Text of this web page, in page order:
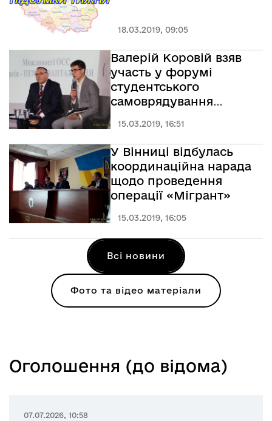
18.03.2019, 09:05
15.03.2019, 16:51
Валерій Коровій взяв
участь у форумі
студентського
самоврядування
Версія -
перезавантаження!»
15.03.2019, 16:05
У Вінниці відбулась
координаційна нарада
щодо проведення
операції «Мігрант»
Всі новини
Фото та відео матеріали
Оголошення (до відома)
07.07.2026, 10:58